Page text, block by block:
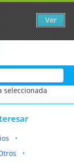
seleccionada
Ver